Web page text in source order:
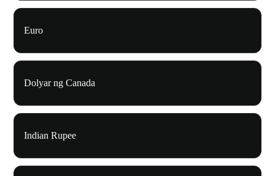
Euro
Dolyar ng Canada
Indian Rupee